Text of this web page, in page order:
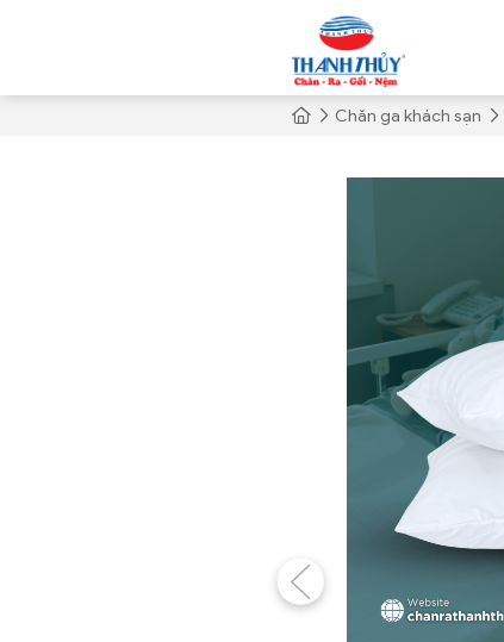
Chăn ga khách sạn